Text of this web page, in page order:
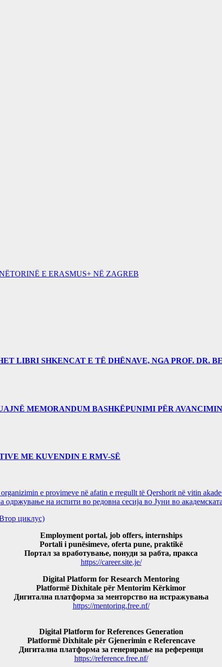
E ERASMUS+ NË ZAGREB
LIBRI SHKENCAT E TË DHËNAVE, NGA PROF. DR.
MEMORANDUM BASHKËPUNIMI PËR
ME KUVENDIN E RMV-SË
e provimeve në afatin e rregullt të Qershorit në vitin
на испити во редовна сесија во Јуни во
циклус)
Employment portal, job offers, internships
Portali i punësimeve, oferta pune, praktikë
Портал за вработување, понуди за рабта, пракса
https://career.site.je/
Digital Platform for Research Mentoring
Platformë Dixhitale për Mentorim Kërkimor
Дигитална платформа за менторство на истражувања
https://mentoring.free.nf/
Digital Platform for References Generation
Platformë Dixhitale për Gjenerimin e Referencave
Дигитална платформа за генерирање на референци
https://reference.free.nf/